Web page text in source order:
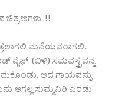
ಮನೆಯವರಾಗಲಿ..
ವೈಫ್ (ಬಿಳಿ) ಸಮವಸ್ತ್ರವನ್ನ
ಆದ ಗಾಯವನ್ನು
ಆಗಲ್ಲ ಸುಮ್ಮನಿರಿ ಎರಡು